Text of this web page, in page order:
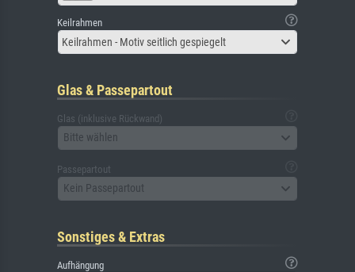
Keilrahmen
Keilrahmen - Motiv seitlich gespiegelt
Glas & Passepartout
Glas (inklusive Rückwand)
Bitte wählen
Passepartout
Kein Passepartout
Sonstiges & Extras
Aufhängung